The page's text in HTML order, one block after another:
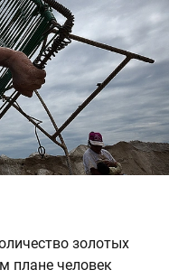
золотых
плане человек